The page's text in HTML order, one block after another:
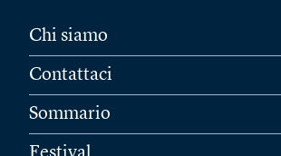
Chi siamo
Contattaci
Sommario